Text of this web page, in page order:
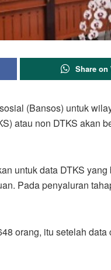
Share on
(Bansos) untuk
atau non DTKS akan
untuk data DTKS
Pada penyaluran
orang, itu setelah data